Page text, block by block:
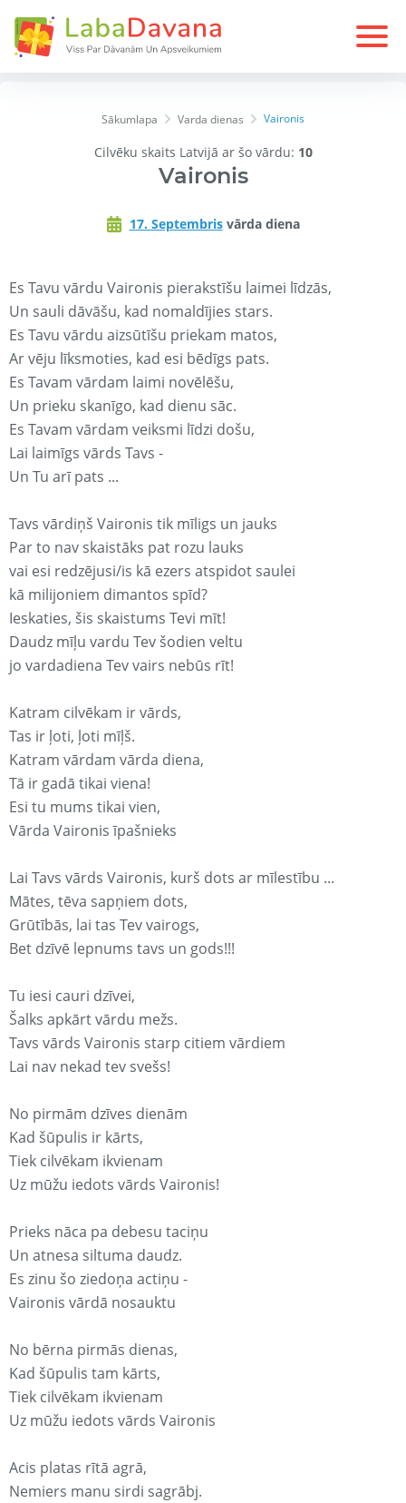
Sākumlapa Varda dienas Vaironis
Cilvēku skaits Latvijā ar šo vārdu: 10
Vaironis
17. Septembrisvārda diena
Es Tavu vārdu Vaironis pierakstīšu laimei līdzās,
Un sauli dāvāšu, kad nomaldījies stars.
Es Tavu vārdu aizsūtīšu priekam matos,
Ar vēju līksmoties, kad esi bēdīgs pats.
Es Tavam vārdam laimi novēlēšu,
Un prieku skanīgo, kad dienu sāc.
Es Tavam vārdam veiksmi līdzi došu,
Lai laimīgs vārds Tavs -
Un Tu arī pats ...
Tavs vārdiņš Vaironis tik mīligs un jauks
Par to nav skaistāks pat rozu lauks
vai esi redzējusi/is kā ezers atspidot saulei
kā milijoniem dimantos spīd?
Ieskaties, šis skaistums Tevi mīt!
Daudz mīļu vardu Tev šodien veltu
jo vardadiena Tev vairs nebūs rīt!
Katram cilvēkam ir vārds,
Tas ir ļoti, ļoti mīļš.
Katram vārdam vārda diena,
Tā ir gadā tikai viena!
Esi tu mums tikai vien,
Vārda Vaironis īpašnieks
Lai Tavs vārds Vaironis, kurš dots ar mīlestību ...
Mātes, tēva sapņiem dots,
Grūtībās, lai tas Tev vairogs,
Bet dzīvē lepnums tavs un gods!!!
Tu iesi cauri dzīvei,
Šalks apkārt vārdu mežs.
Tavs vārds Vaironis starp citiem vārdiem
Lai nav nekad tev svešs!
No pirmām dzīves dienām
Kad šūpulis ir kārts,
Tiek cilvēkam ikvienam
Uz mūžu iedots vārds Vaironis!
Prieks nāca pa debesu taciņu
Un atnesa siltuma daudz.
Es zinu šo ziedoņa actiņu -
Vaironis vārdā nosauktu
No bērna pirmās dienas,
Kad šūpulis tam kārts,
Tiek cilvēkam ikvienam
Uz mūžu iedots vārds Vaironis
Acis platas rītā agrā,
Nemiers manu sirdi sagrābj.